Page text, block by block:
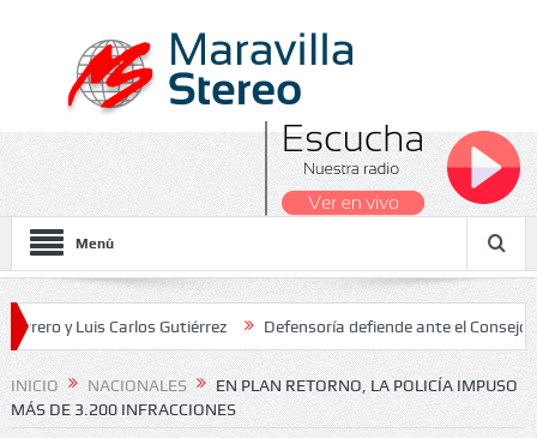
Menú
Luis Carlos Gutiérrez Defensoría defiende ante el Consejo de
Nacionales 2026
INICIO NACIONALES
EN PLAN RETORNO, LA POLICÍA IMPUSO
MÁS DE 3.200 INFRACCIONES